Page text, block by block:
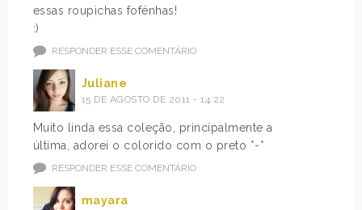
essas roupichas fofénhas!
:)
RESPONDER ESSE COMENTÁRIO
Juliane
15 DE AGOSTO DE 2011 - 14:22
Muito linda essa coleção, principalmente a
última, adorei o colorido com o preto *-*
RESPONDER ESSE COMENTÁRIO
mayara